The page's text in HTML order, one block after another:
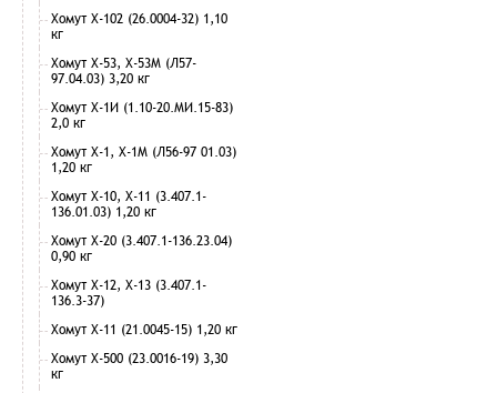
Хомут Х-102 (26.0004-32) 1,10
кг
Хомут Х-53, Х-53М (Л57-
97.04.03) 3,20 кг
Хомут Х-1И (1.10-20.МИ.15-83)
2,0 кг
Хомут Х-1, Х-1М (Л56-97 01.03)
1,20 кг
Хомут Х-10, Х-11 (3.407.1-
136.01.03) 1,20 кг
Хомут Х-20 (3.407.1-136.23.04)
0,90 кг
Хомут Х-12, Х-13 (3.407.1-
136.3-37)
Хомут Х-11 (21.0045-15) 1,20 кг
Хомут Х-500 (23.0016-19) 3,30
кг